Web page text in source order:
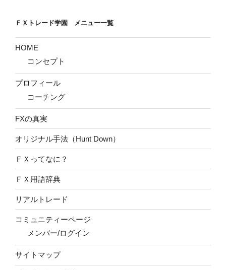
ＦＸトレード学園 メニュー一覧
HOME
コンセプト
プロフィール
コーチング
FXの真実
オリジナル手法（Hunt Down）
ＦＸってなに？
ＦＸ用語辞典
リアルトレード
コミュニティーページ
メンバー/ログイン
サイトマップ